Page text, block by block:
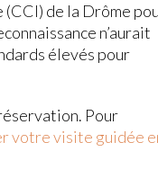
(CCI) de la Drôme
n’aurait
élevés pour
Pour
votre visite guidée